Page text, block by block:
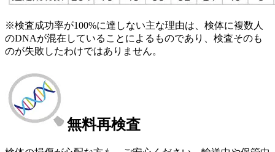
※検査成功率が100%に達しない主な理由は、検体に複数人
のDNAが混在していることによるものであり、検査そのも
のが失敗したわけではありません。
無料再検査